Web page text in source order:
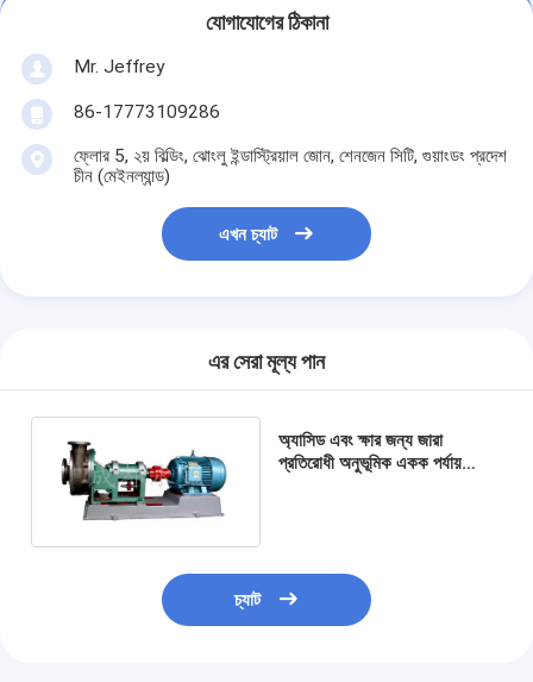
যোগাযোগের ঠিকানা
Mr. Jeffrey
86-17773109286
ফ্লোর 5, ২য় বিল্ডিং, ঝোংলু ইন্ডাস্ট্রিয়াল জোন, শেনজেন সিটি, গুয়াংডং প্রদেশ
চীন (মেইনল্যান্ড)
এখন চ্যাট
এর সেরা মূল্য পান
অ্যাসিড এবং ক্ষার জন্য জারা
প্রতিরোধী অনুভূমিক একক পর্যায়
চ্যাট